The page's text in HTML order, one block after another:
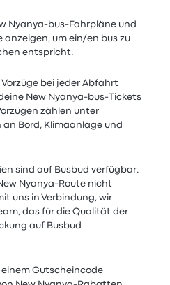
Nyanya-bus-Fahrpläne und
anzeigen, um ein/en bus zu
entspricht.
bei jeder Abfahrt
New Nyanya-bus-Tickets
zählen unter
an Bord, Klimaanlage und
sind auf Busbud verfügbar.
Nyanya-Route nicht
uns in Verbindung, wir
das für die Qualität der
auf Busbud
Gutscheincode